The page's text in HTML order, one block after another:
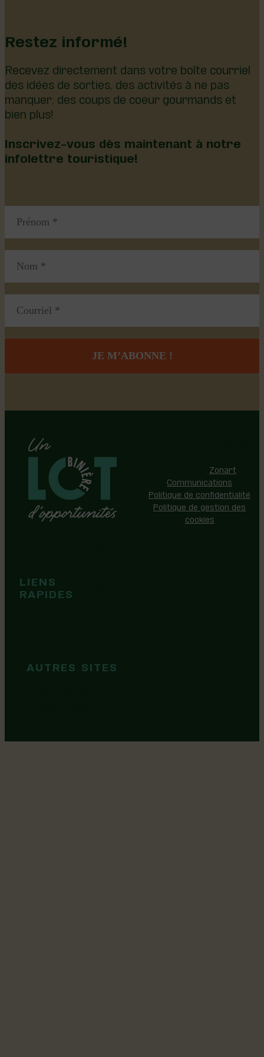
Restez informé!
Recevez directement dans votre boîte courriel
des idées de sorties, des activités à ne pas
manquer, des coups de coeur gourmands et
bien plus!
Inscrivez-vous dès maintenant à notre
infolettre touristique!
LIENS
RAPIDES
AUTRES SITES
Zonart
Communications
Politique de confidentialité
Politique de gestion des
cookies